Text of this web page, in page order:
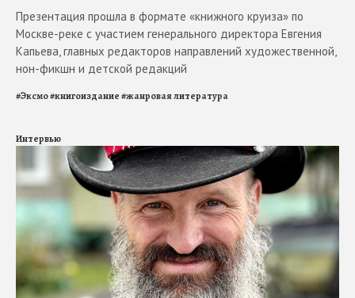
Презентация прошла в формате «книжного круиза» по
Москве-реке с участием генерального директора Евгения
Капьева, главных редакторов направлений художественной,
нон-фикшн и детской редакций
#Эксмо#книгоиздание#жанровая литература
Интервью